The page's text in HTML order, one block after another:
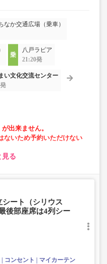
なか交通広場（乗車）
八戸ラピア
21:20発
い文化交流センター
出来ません。
ないため予約いただけない
除菌
ト）あり
付
ンあり
見る
シート（シリウス
後部座席は4列シー
コンセント
マイカーテン